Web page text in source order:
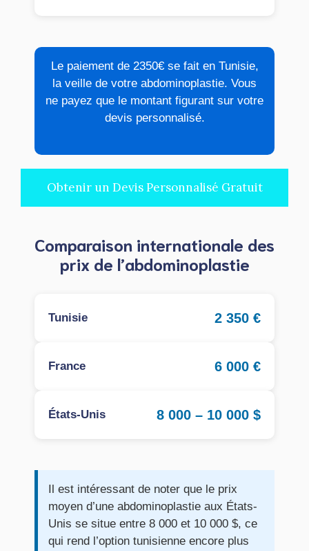
Le paiement de 2350€ se fait en Tunisie,
la veille de votre abdominoplastie. Vous
ne payez que le montant figurant sur votre
devis personnalisé.
Obtenir un Devis Personnalisé Gratuit
Comparaison internationale des
prix de l’abdominoplastie
Tunisie 2 350 €
France 6 000 €
États-Unis 8 000 – 10 000 $
Il est intéressant de noter que le prix
moyen d’une abdominoplastie aux États-
Unis se situe entre 8 000 et 10 000 $, ce
qui rend l’option tunisienne encore plus